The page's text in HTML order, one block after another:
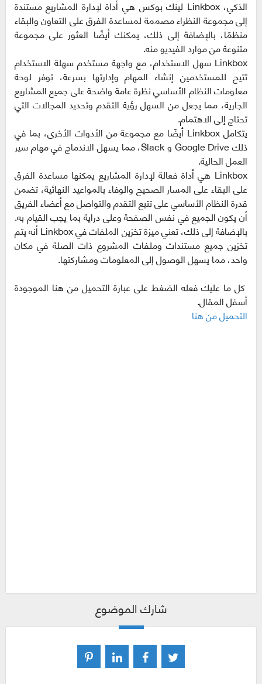
الذكي، Linkbox لينك بوكس هي أداة لإدارة المشاريع مستندة
إلى مجموعة النظراء مصممة لمساعدة الفرق على التعاون والبقاء
منظمًا، بالإضافة إلى ذلك، يمكنك أيضًا العثور على مجموعة
متنوعة من موارد الفيديو منه.
Linkbox سهل الاستخدام، مع واجهة مستخدم سهلة الاستخدام
تتيح للمستخدمين إنشاء المهام وإدارتها بسرعة، توفر لوحة
معلومات النظام الأساسي نظرة عامة واضحة على جميع المشاريع
الجارية، مما يجعل من السهل رؤية التقدم وتحديد المجالات التي
تحتاج إلى الاهتمام.
يتكامل Linkbox أيضًا مع مجموعة من الأدوات الأخرى، بما في
ذلك Google Drive و Slack، مما يسهل الاندماج في مهام سير
العمل الحالية.
Linkbox هي أداة فعالة لإدارة المشاريع يمكنها مساعدة الفرق
على البقاء على المسار الصحيح والوفاء بالمواعيد النهائية، تضمن
قدرة النظام الأساسي على تتبع التقدم والتواصل مع أعضاء الفريق
أن يكون الجميع في نفس الصفحة وعلى دراية بما يجب القيام به.
بالإضافة إلى ذلك، تعني ميزة تخزين الملفات في Linkbox أنه يتم
تخزين جميع مستندات وملفات المشروع ذات الصلة في مكان
واحد، مما يسهل الوصول إلى المعلومات ومشاركتها.
كل ما عليك فعله الضغط على عبارة التحميل من هنا الموجودة
أسفل المقال.
التحميل من هنا
شارك الموضوع